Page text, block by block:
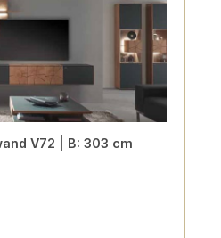
V72 | B: 303 cm